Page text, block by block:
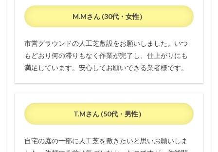
M.Mさん (30代・女性）
市営グラウンドの人工芝敷設をお願いしました。いつ
もどおり何の滞りもなく作業が完了し、仕上がりにも
満足しています。安心してお願いできる業者様です。
T.Mさん (50代・男性）
自宅の庭の一部に人工芝を敷きたいと思いお願いしま